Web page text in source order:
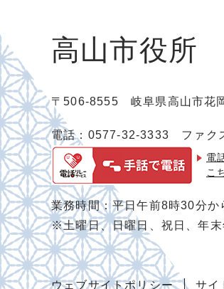
高山市役所
〒506-8555 岐阜県高山市
電話：0577-32-3333 ファク
電
こ
業務時間：平日午前8時30分か
※土曜日、日曜日、祝日、年
ウェブサイトポリシー サイ